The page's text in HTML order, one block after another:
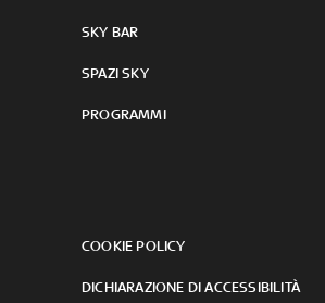
SKY BAR
SPAZI SKY
PROGRAMMI
COOKIE POLICY
DICHIARAZIONE DI ACCESSIBILITÀ